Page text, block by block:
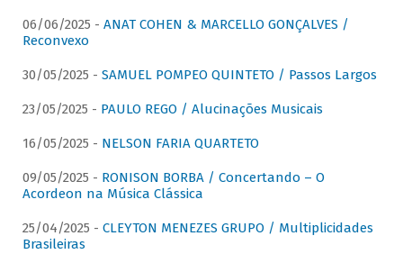
06/06/2025 - ANAT COHEN & MARCELLO GONÇALVES /
Reconvexo
30/05/2025 - SAMUEL POMPEO QUINTETO / Passos Largos
23/05/2025 - PAULO REGO / Alucinações Musicais
16/05/2025 - NELSON FARIA QUARTETO
09/05/2025 - RONISON BORBA / Concertando – O
Acordeon na Música Clássica
25/04/2025 - CLEYTON MENEZES GRUPO / Multiplicidades
Brasileiras